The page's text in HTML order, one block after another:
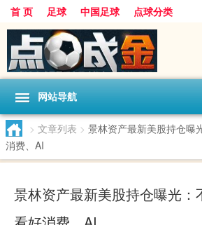
首 页 足球 中国足球 点球分类
网站导航
> 文章列表 > 景林资产最新美股持仓曝
消费、AI
景林资产最新美股持仓曝光：